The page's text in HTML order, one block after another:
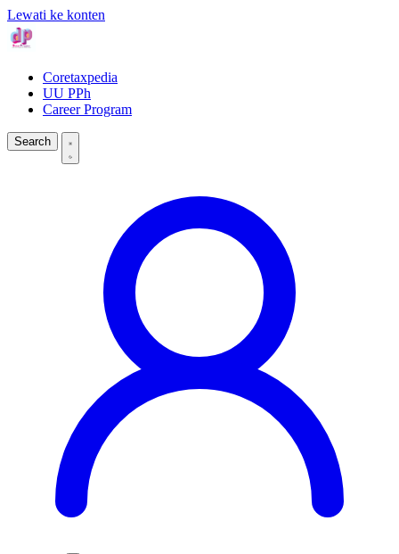
Lewati ke konten
Coretaxpedia
UU PPh
Career Program
Search